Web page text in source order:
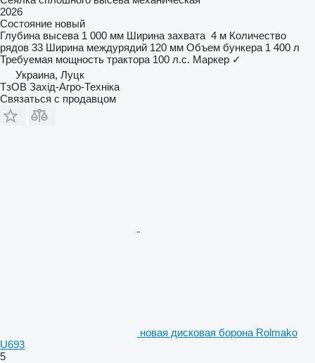
2026
Состояние новый
Глубина высева 1 000 мм Ширина захвата 4 м Количество
рядов 33 Ширина междурядий 120 мм Объем бункера 1 400 л
Требуемая мощность трактора 100 л.с. Маркер ✓
Украина, Луцк
ТзОВ Захід-Агро-Техніка
Связаться с продавцом
новая дисковая борона Rolmako
U693
5